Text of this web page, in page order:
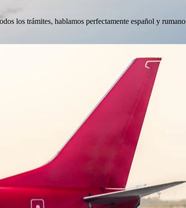
los trámites, hablamos perfectamente español y rumano